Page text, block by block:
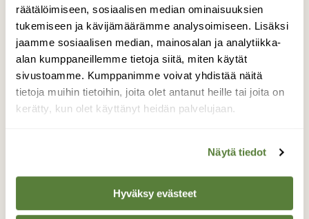
räätälöimiseen, sosiaalisen median ominaisuuksien
tukemiseen ja kävijämäärämme analysoimiseen. Lisäksi
jaamme sosiaalisen median, mainosalan ja analytiikka-
alan kumppaneillemme tietoja siitä, miten käytät
sivustoamme. Kumppanimme voivat yhdistää näitä
tietoja muihin tietoihin, joita olet antanut heille tai joita on
kerätty, kun olet käyttänyt heidän palvelujaan.
Näytä tiedot
Hyväksy evästeet
Metsäjänis
Metsäjäniksen turkissa vain ripaus jäljellä
valkoisesta talviturkista
Valokuvaaja: Jaana Saarelainen, Pohjois-Karjala
TAKAISIN LISTAAN